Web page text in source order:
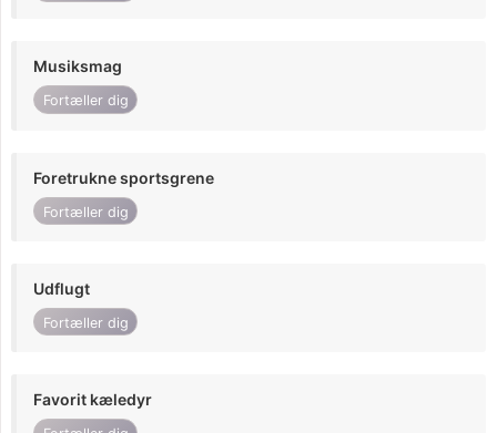
Musiksmag
Fortæller dig
Foretrukne sportsgrene
Fortæller dig
Udflugt
Fortæller dig
Favorit kæledyr